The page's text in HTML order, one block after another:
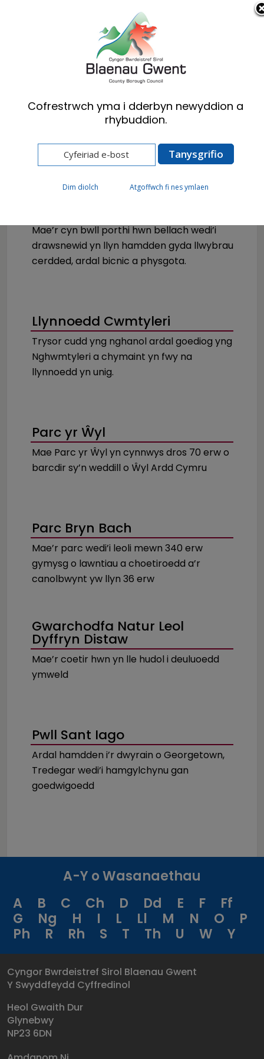
Cymraeg English
Ymwelwyr Parciau a Chefn Gwlad
Mae’r cyn bwll porthi hwn bellach wedi’i
drawsnewid yn llyn hamdden gyda llwybrau
cerdded, ardal bicnic a physgota.
Llynnoedd Cwmtyleri
Trysor cudd yng nghanol ardal goediog yng
Nghwmtyleri a chymaint yn fwy na
llynnoedd yn unig.
Parc yr Ŵyl
Mae Parc yr Ŵyl yn cynnwys dros 70 erw o
barcdir sy’n weddill o Ŵyl Ardd Cymru
Parc Bryn Bach
Mae’r parc wedi’i leoli mewn 340 erw
gymysg o lawntiau a choetiroedd a’r
canolbwynt yw llyn 36 erw
Gwarchodfa Natur Leol
Dyffryn Distaw
Mae’r coetir hwn yn lle hudol i deuluoedd
ymweld
Pwll Sant Iago
Ardal hamdden i’r dwyrain o Georgetown,
Tredegar wedi’i hamgylchynu gan
goedwigoedd
A-Y o Wasanaethau
A
B C Ch D Dd E F
Ff
G
Ng H I L Ll M N O
P
Ph
R Rh S T Th U W Y
Cyngor Bwrdeistref Sirol Blaenau Gwent
Y Swyddfeydd Cyffredinol
Heol Gwaith Dur
Glynebwy
NP23 6DN
Cofrestrwch yma i dderbyn newyddion a
rhybuddion.
Dim diolch Atgoffwch fi nes ymlaen